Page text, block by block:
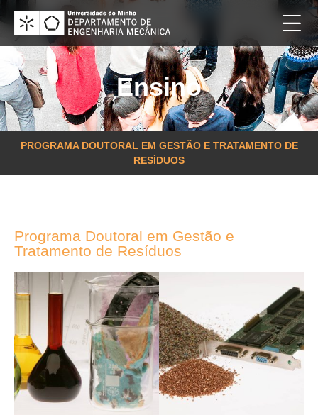
Ensino
PROGRAMA DOUTORAL EM GESTÃO E TRATAMENTO DE
RESÍDUOS
Programa Doutoral em Gestão e
Tratamento de Resíduos